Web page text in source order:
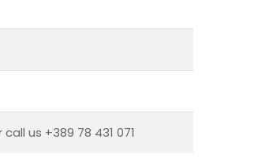
us +389 78 431 071